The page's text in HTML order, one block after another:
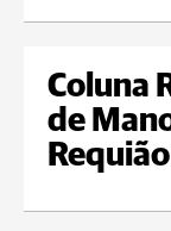
Coluna
de
Requião